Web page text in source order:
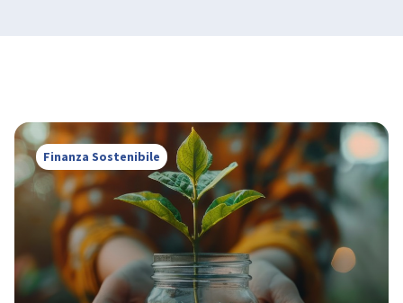
Finanza Sostenibile